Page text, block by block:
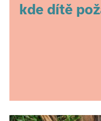
kde dítě